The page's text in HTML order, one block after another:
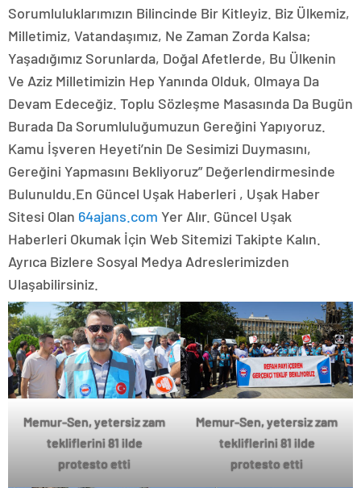
Sorumluluklarımızın Bilincinde Bir Kitleyiz. Biz Ülkemiz,
Milletimiz, Vatandaşımız, Ne Zaman Zorda Kalsa;
Yaşadığımız Sorunlarda, Doğal Afetlerde, Bu Ülkenin
Ve Aziz Milletimizin Hep Yanında Olduk, Olmaya Da
Devam Edeceğiz. Toplu Sözleşme Masasında Da Bugün
Burada Da Sorumluluğumuzun Gereğini Yapıyoruz.
Kamu İşveren Heyeti’nin De Sesimizi Duymasını,
Gereğini Yapmasını Bekliyoruz” Değerlendirmesinde
Bulunuldu.En Güncel Uşak Haberleri , Uşak Haber
Sitesi Olan 64ajans.com Yer Alır. Güncel Uşak
Haberleri Okumak İçin Web Sitemizi Takipte Kalın.
Ayrıca Bizlere Sosyal Medya Adreslerimizden
Ulaşabilirsiniz.
Memur-Sen, yetersiz zam
tekliflerini 81 ilde
protesto etti
Memur-Sen, yetersiz zam
tekliflerini 81 ilde
protesto etti